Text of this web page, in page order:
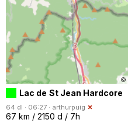
©
Lac de St Jean Hardcore
64 dl · 06:27 · arthurpuig
67 km / 2150 d / 7h